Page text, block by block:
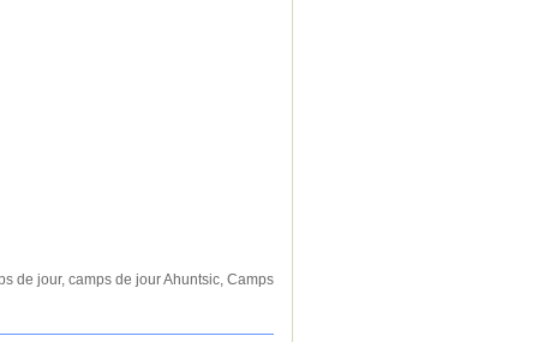
de jour, camps de jour Ahuntsic, Camps